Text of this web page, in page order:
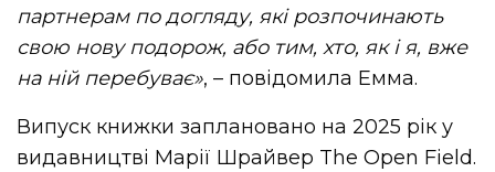
партнерам по догляду, які розпочинають
свою нову подорож, або тим, хто, як і я, вже
на ній перебуває», – повідомила Емма.
Випуск книжки заплановано на 2025 рік у
видавництві Марії Шрайвер The Open Field.